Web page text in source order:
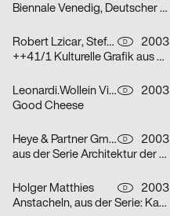
Biennale Venedig, Deutscher Pavillon
Robert Lzicar, Stefanie Preis D
2003
++41/1 Kulturelle Grafik aus Zürich
Leonardi.Wollein Visuelle Konzepte D
2003
Good Cheese
Heye & Partner GmbH D
2003
aus der Serie Architektur der Obdachlosigkeit: Motiv Citylight/Motiv Litfaßsäule
Holger Matthies D
2003
Anstacheln, aus der Serie: Kammerspiele – typografische Themenplakate